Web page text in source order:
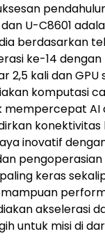
U-C8601
berdasarkan
ke-14
2,5 kali dan GPU
komputasi
mempercepat AI
inovatif
keras
akselerasi
untuk misi di